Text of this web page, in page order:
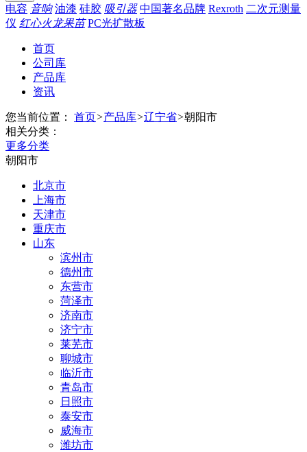
电容 音响 油漆 硅胶 吸引器 中国著名品牌 Rexroth 二次元测量
仪 红心火龙果苗 PC光扩散板
首页
公司库
产品库
资讯
您当前位置： 首页>产品库>辽宁省>朝阳市
相关分类：
更多分类
朝阳市
北京市
上海市
天津市
重庆市
山东
滨州市
德州市
东营市
菏泽市
济南市
济宁市
莱芜市
聊城市
临沂市
青岛市
日照市
泰安市
威海市
潍坊市